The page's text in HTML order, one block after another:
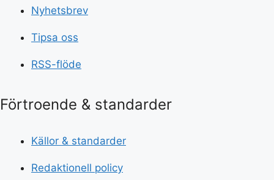
Nyhetsbrev
Tipsa oss
RSS-flöde
Förtroende & standarder
Källor & standarder
Redaktionell policy